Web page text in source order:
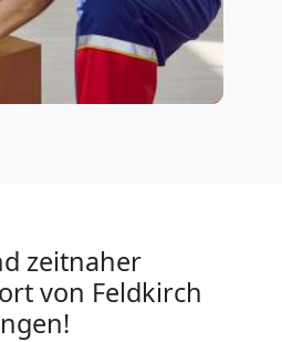
zeitnaher
von Feldkirch